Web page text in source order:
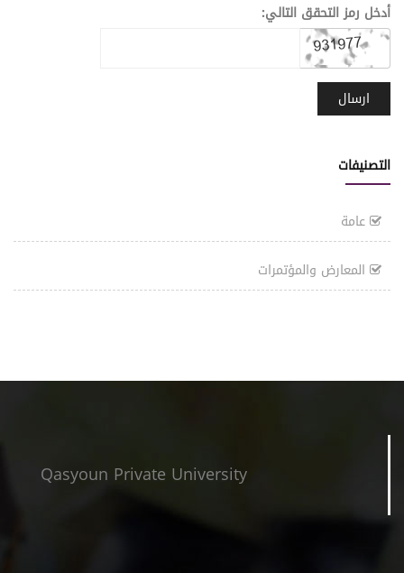
أدخل رمز التحقق التالي:
التصنيفات
عامة
المعارض والمؤتمرات
Qasyoun Private University